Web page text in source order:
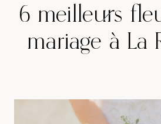
6 meilleurs
mariage à La